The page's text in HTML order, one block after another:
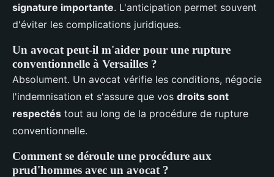
signature importante. L'anticipation permet souvent
d'éviter les complications juridiques.
Un avocat peut-il m'aider pour une rupture
conventionnelle à Versailles ?
Absolument. Un avocat vérifie les conditions, négocie
l'indemnisation et s'assure que vos droits sont
respectés tout au long de la procédure de rupture
conventionnelle.
Comment se déroule une procédure aux
prud'hommes avec un avocat ?